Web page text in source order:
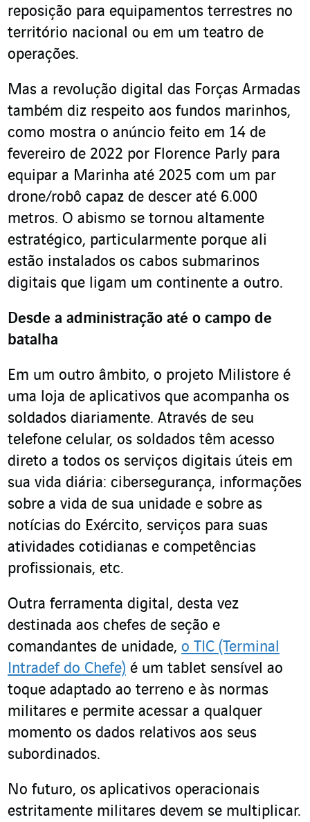
reposição para equipamentos terrestres no
território nacional ou em um teatro de
operações.
Mas a revolução digital das Forças Armadas
também diz respeito aos fundos marinhos,
como mostra o anúncio feito em 14 de
fevereiro de 2022 por Florence Parly para
equipar a Marinha até 2025 com um par
drone/robô capaz de descer até 6.000
metros. O abismo se tornou altamente
estratégico, particularmente porque ali
estão instalados os cabos submarinos
digitais que ligam um continente a outro.
Desde a administração até o campo de
batalha
Em um outro âmbito, o projeto Milistore é
uma loja de aplicativos que acompanha os
soldados diariamente. Através de seu
telefone celular, os soldados têm acesso
direto a todos os serviços digitais úteis em
sua vida diária: cibersegurança, informações
sobre a vida de sua unidade e sobre as
notícias do Exército, serviços para suas
atividades cotidianas e competências
profissionais, etc.
Outra ferramenta digital, desta vez
destinada aos chefes de seção e
comandantes de unidade, o TIC (Terminal
Intradef do Chefe) é um tablet sensível ao
toque adaptado ao terreno e às normas
militares e permite acessar a qualquer
momento os dados relativos aos seus
subordinados.
No futuro, os aplicativos operacionais
estritamente militares devem se multiplicar.